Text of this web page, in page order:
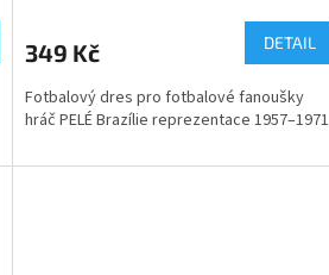
349 Kč DETAIL
Fotbalový dres pro fotbalové fanoušky
hráč PELÉ Brazílie reprezentace 1957–1971